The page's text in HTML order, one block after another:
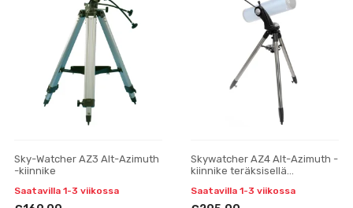
Sky-Watcher AZ3 Alt-Azimuth
-kiinnike
Saatavilla 1-3 viikossa
Skywatcher AZ4 Alt-Azimuth -
kiinnike teräksisellä
Saatavilla 1-3 viikossa